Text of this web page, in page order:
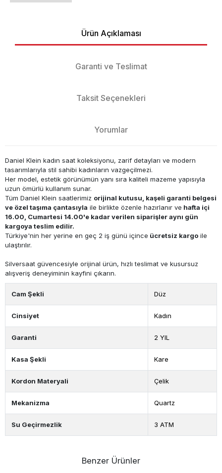
Ürün Açıklaması
Garanti ve Teslimat
Taksit Seçenekleri
Yorumlar
Daniel Klein kadın saat koleksiyonu, zarif detayları ve modern
tasarımlarıyla stil sahibi kadınların vazgeçilmezi.
Her model, estetik görünümün yanı sıra kaliteli mazeme yapısıyla
uzun ömürlü kullanım sunar.
Tüm Daniel Klein saatlerimiz orijinal kutusu, kaşeli garanti belgesi
ve özel taşıma çantasıyla ile birlikte özenle hazırlanır ve hafta içi
16.00, Cumartesi 14.00'e kadar verilen siparişler aynı gün
kargoya teslim edilir.
Türkiye'nin her yerine en geç 2 iş günü içince ücretsiz kargo ile
ulaştırılır.
Silversaat güvencesiyle orijinal ürün, hızlı teslimat ve kusursuz
alışveriş deneyiminin kayfini çıkarın.
Cam Şekli Düz
Cinsiyet Kadın
Garanti 2 YIL
Kasa Şekli Kare
Kordon Materyali Çelik
Mekanizma Quartz
Su Geçirmezlik 3 ATM
Benzer Ürünler